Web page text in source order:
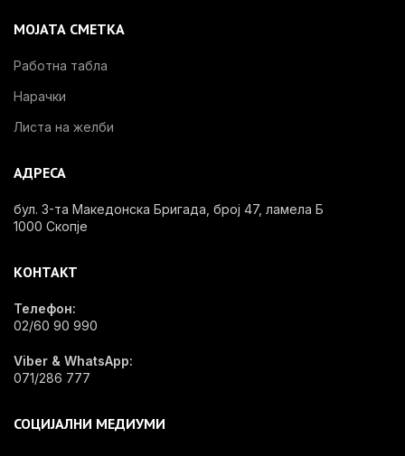
МОЈАТА СМЕТКА
Работна табла
Нарачки
Листа на желби
АДРЕСА
бул. 3-та Македонска Бригада, број 47, ламела Б
1000 Скопје
КОНТАКТ
Телефон:
02/60 90 990
Viber & WhatsApp:
071/286 777
СОЦИЈАЛНИ МЕДИУМИ